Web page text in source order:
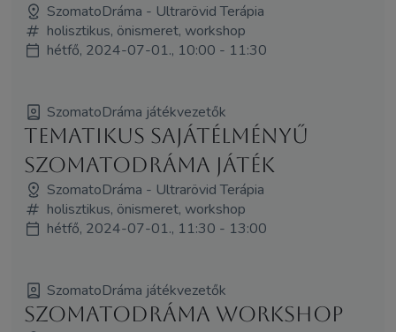
SzomatoDráma - Ultrarövid Terápia
holisztikus, önismeret, workshop
hétfő, 2024-07-01., 10:00 - 11:30
SzomatoDráma játékvezetők
Tematikus sajátélményű
SzomatoDráma játék
SzomatoDráma - Ultrarövid Terápia
holisztikus, önismeret, workshop
hétfő, 2024-07-01., 11:30 - 13:00
SzomatoDráma játékvezetők
SzomatoDráma Workshop